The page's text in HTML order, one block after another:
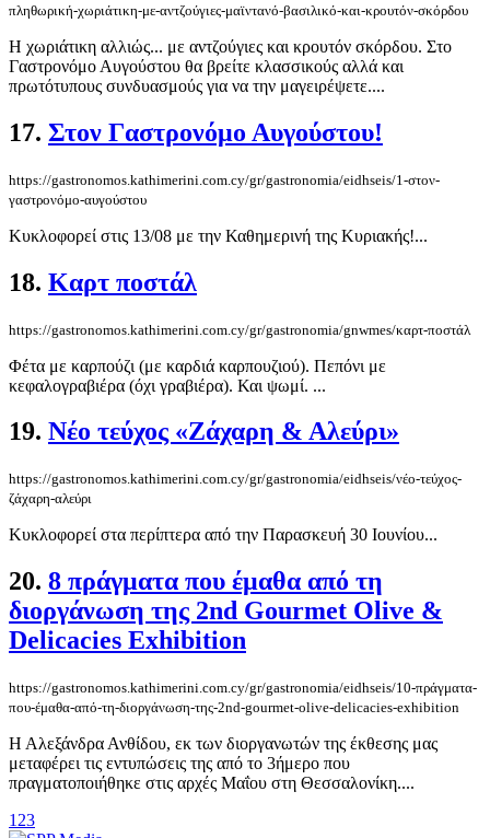
πληθωρική-χωριάτικη-με-αντζούγιες-μαϊντανό-βασιλικό-και-κρουτόν-σκόρδου
Η χωριάτικη αλλιώς... με αντζούγιες και κρουτόν σκόρδου. Στο
Γαστρονόμο Αυγούστου θα βρείτε κλασσικούς αλλά και
πρωτότυπους συνδυασμούς για να την μαγειρέψετε....
17. Στον Γαστρονόμο Αυγούστου!
https://gastronomos.kathimerini.com.cy/gr/gastronomia/eidhseis/1-στον-
γαστρονόμο-αυγούστου
Κυκλοφορεί στις 13/08 με την Καθημερινή της Κυριακής!...
18. Καρτ ποστάλ
https://gastronomos.kathimerini.com.cy/gr/gastronomia/gnwmes/καρτ-ποστάλ
Φέτα με καρπούζι (με καρδιά καρπουζιού). Πεπόνι με
κεφαλογραβιέρα (όχι γραβιέρα). Και ψωμί. ...
19. Νέο τεύχος «Ζάχαρη & Αλεύρι»
https://gastronomos.kathimerini.com.cy/gr/gastronomia/eidhseis/νέο-τεύχος-
ζάχαρη-αλεύρι
Κυκλοφορεί στα περίπτερα από την Παρασκευή 30 Ιουνίου...
20. 8 πράγματα που έμαθα από τη
διοργάνωση της 2nd Gourmet Olive &
Delicacies Exhibition
https://gastronomos.kathimerini.com.cy/gr/gastronomia/eidhseis/10-πράγματα-
που-έμαθα-από-τη-διοργάνωση-της-2nd-gourmet-olive-delicacies-exhibition
Η Αλεξάνδρα Ανθίδου, εκ των διοργανωτών της έκθεσης μας
μεταφέρει τις εντυπώσεις της από το 3ήμερο που
πραγματοποιήθηκε στις αρχές Μαΐου στη Θεσσαλονίκη....
1 23